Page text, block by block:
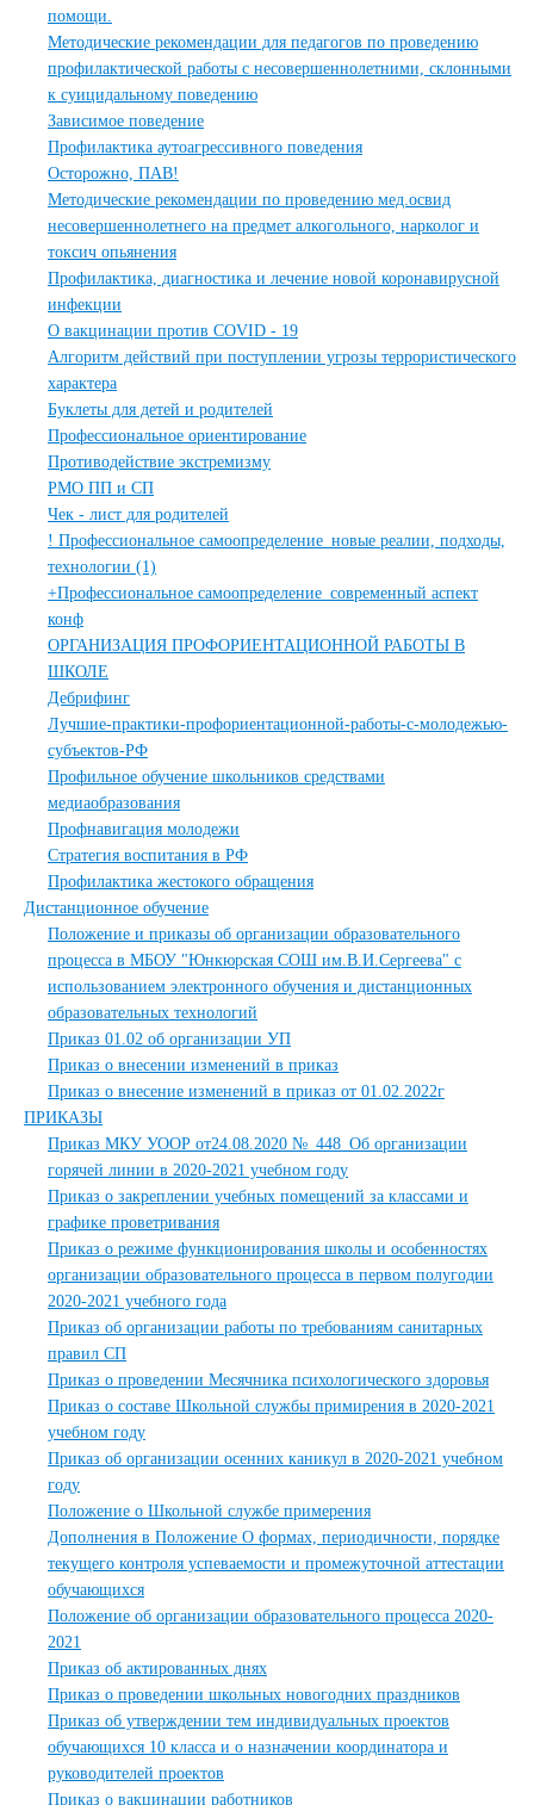
помощи.
Методические рекомендации для педагогов по проведению
профилактической работы с несовершеннолетними, склонными
к суицидальному поведению
Зависимое поведение
Профилактика аутоагрессивного поведения
Осторожно, ПАВ!
Методические рекомендации по проведению мед.освид
несовершеннолетнего на предмет алкогольного, нарколог и
токсич опьянения
Профилактика, диагностика и лечение новой коронавирусной
инфекции
О вакцинации против COVID - 19
Алгоритм действий при поступлении угрозы террористического
характера
Буклеты для детей и родителей
Профессиональное ориентирование
Противодействие экстремизму
РМО ПП и СП
Чек - лист для родителей
! Профессиональное самоопределение_новые реалии, подходы,
технологии (1)
+Профессиональное самоопределение_современный аспект
конф
ОРГАНИЗАЦИЯ ПРОФОРИЕНТАЦИОННОЙ РАБОТЫ В
ШКОЛЕ
Дебрифинг
Лучшие-практики-профориентационной-работы-с-молодежью-
субъектов-РФ
Профильное обучение школьников средствами
медиаобразования
Профнавигация молодежи
Стратегия воспитания в РФ
Профилактика жестокого обращения
Дистанционное обучение
Положение и приказы об организации образовательного
процесса в МБОУ "Юнкюрская СОШ им.В.И.Сергеева" с
использованием электронного обучения и дистанционных
образовательных технологий
Приказ 01.02 об организации УП
Приказ о внесении изменений в приказ
Приказ о внесение изменений в приказ от 01.02.2022г
ПРИКАЗЫ
Приказ МКУ УООР от24.08.2020 №_448_Об организации
горячей линии в 2020-2021 учебном году
Приказ о закреплении учебных помещений за классами и
графике проветривания
Приказ о режиме функционирования школы и особенностях
организации образовательного процесса в первом полугодии
2020-2021 учебного года
Приказ об организации работы по требованиям санитарных
правил СП
Приказ о проведении Месячника психологического здоровья
Приказ о составе Школьной службы примирения в 2020-2021
учебном году
Приказ об организации осенних каникул в 2020-2021 учебном
году
Положение о Школьной службе примерения
Дополнения в Положение О формах, периодичности, порядке
текущего контроля успеваемости и промежуточной аттестации
обучающихся
Положение об организации образовательного процесса 2020-
2021
Приказ об актированных днях
Приказ о проведении школьных новогодних праздников
Приказ об утверждении тем индивидуальных проектов
обучающихся 10 класса и о назначении координатора и
руководителей проектов
Приказ о вакцинации работников